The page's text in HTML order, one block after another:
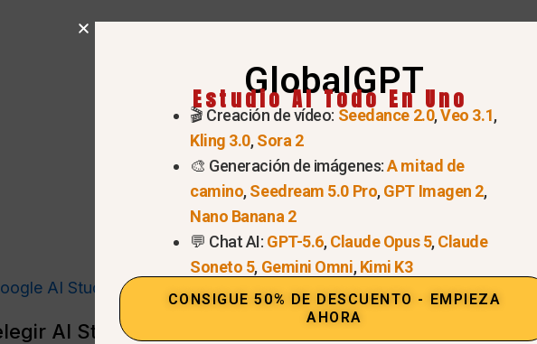
AI Studio
AI Studio?
GlobalGPT
Estudio AI Todo En Uno
🎬 Creación de vídeo: Seedance 2.0,Veo 3.1,
Kling 3.0,Sora 2
🎨 Generación de imágenes:A mitad de
camino,Seedream 5.0 Pro,GPT Imagen 2,
Nano Banana 2
💬 Chat AI: GPT-5.6,Claude Opus 5,Claude
Soneto 5, Gemini Omni,Kimi K3
CONSIGUE 50% DE DESCUENTO - EMPIEZA
AHORA